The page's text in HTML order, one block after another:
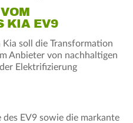
KIA EV9
Kia soll die Transformation
Anbieter von nachhaltigen
Elektrifizierung
des EV9 sowie die markante